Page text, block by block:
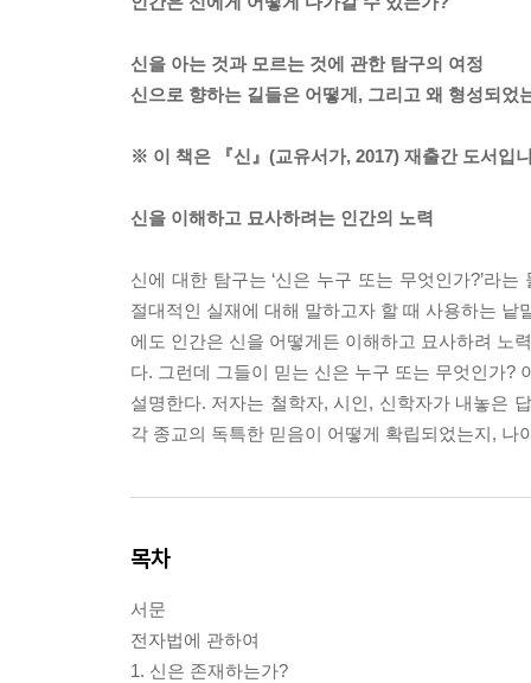
신을 아는 것과 모르는 것에 관한 탐구의 여정
신으로 향하는 길들은 어떻게, 그리고 왜 형성되었
※ 이 책은 『신』(교유서가, 2017) 재출간 도서입
신을 이해하고 묘사하려는 인간의 노력
신에 대한 탐구는 ‘신은 누구 또는 무엇인가?’라
절대적인 실재에 대해 말하고자 할 때 사용하는
에도 인간은 신을 어떻게든 이해하고 묘사하려 노
다. 그런데 그들이 믿는 신은 누구 또는 무엇인가?
설명한다. 저자는 철학자, 시인, 신학자가 내놓은
각 종교의 독특한 믿음이 어떻게 확립되었는지,
목차
서문
전자법에 관하여
1. 신은 존재하는가?